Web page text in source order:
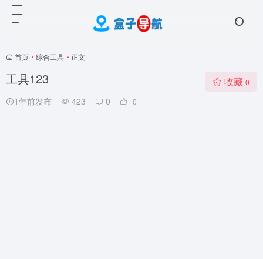
首页 • 综合工具 • 正文
工具123
1年前发布 423 0 0
收藏 0